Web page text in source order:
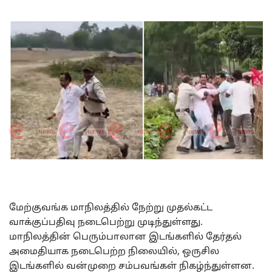
மேற்குவங்க மாநிலத்தில் நேற்று முதல்கட்ட
வாக்குப்பதிவு நடைபெற்று முடிந்துள்ளது.
மாநிலத்தின் பெரும்பாலான இடங்களில் தேர்தல்
அமைதியாக நடைபெற்ற நிலையில், ஒருசில
இடங்களில் வன்முறை சம்பவங்கள் நிகழ்ந்துள்ளன.